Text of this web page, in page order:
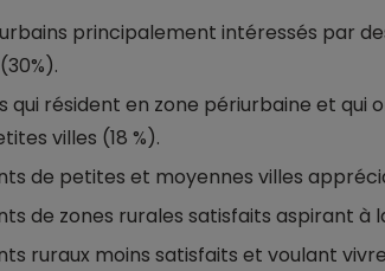
principalement intéressés par
qui résident en zone périurbaine et
villes (18 %).
de petites et moyennes villes
de zones rurales satisfaits aspirant à
ruraux moins satisfaits et voulant